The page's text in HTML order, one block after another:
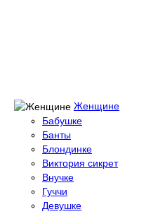
Женщине
Бабушке
Банты
Блондинке
Виктория сикрет
Внучке
Гуччи
Девушке